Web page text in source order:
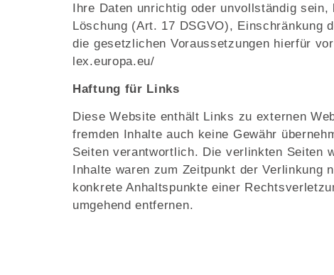
Ihre Daten unrichtig oder unvollständig
Löschung (Art. 17 DSGVO), Einschränkung
die gesetzlichen Voraussetzungen hierfür
lex.europa.eu/
Haftung für Links
Diese Website enthält Links zu externen
fremden Inhalte auch keine Gewähr
Seiten verantwortlich. Die verlinkten Seiten
Inhalte waren zum Zeitpunkt der
konkrete Anhaltspunkte einer
umgehend entfernen.